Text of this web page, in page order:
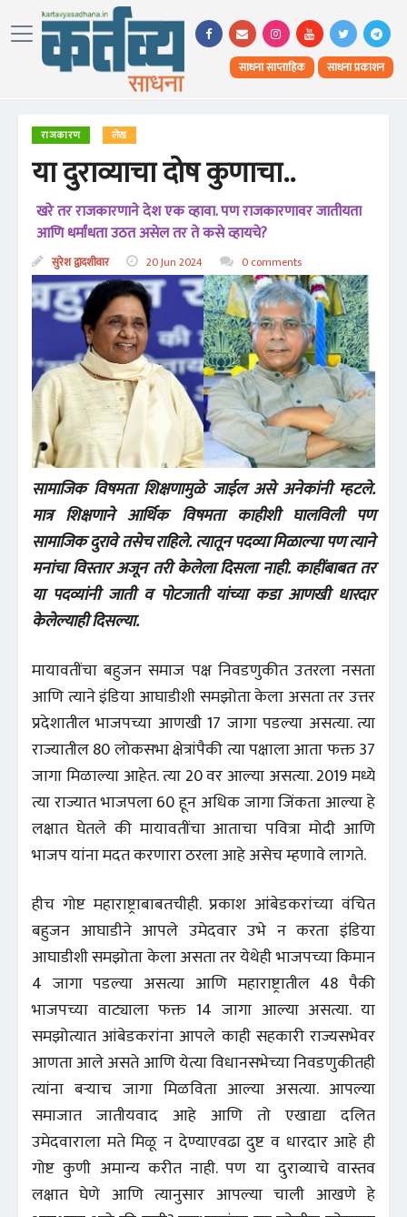
साधना साप्ताहिक साधना प्रकाशन
राजकारण लेख
या दुराव्याचा दोष कुणाचा..
खरे तर राजकारणाने देश एक व्हावा. पण राजकारणावर जातीयता
आणि धर्मांधता उठत असेल तर ते कसे व्हायचे?
सुरेश द्वादशीवार 20 Jun 2024 0 comments
सामाजिक विषमता शिक्षणामुळे जाईल असे अनेकांनी म्हटले.
मात्र शिक्षणाने आर्थिक विषमता काहीशी घालविली पण
सामाजिक दुरावे तसेच राहिले. त्यातून पदव्या मिळाल्या पण त्याने
मनांचा विस्तार अजून तरी केलेला दिसला नाही. काहींबाबत तर
या पदव्यांनी जाती व पोटजाती यांच्या कडा आणखी धारदार
केलेल्याही दिसल्या.
मायावतींचा बहुजन समाज पक्ष निवडणुकीत उतरला नसता
आणि त्याने इंडिया आघाडीशी समझोता केला असता तर उत्तर
प्रदेशातील भाजपच्या आणखी 17 जागा पडल्या असत्या. त्या
राज्यातील 80 लोकसभा क्षेत्रांपैकी त्या पक्षाला आता फक्त 37
जागा मिळाल्या आहेत. त्या 20 वर आल्या असत्या. 2019 मध्ये
त्या राज्यात भाजपला 60 हून अधिक जागा जिंकता आल्या हे
लक्षात घेतले की मायावतींचा आताचा पवित्रा मोदी आणि
भाजप यांना मदत करणारा ठरला आहे असेच म्हणावे लागते.
हीच गोष्ट महाराष्ट्राबाबतचीही. प्रकाश आंबेडकरांच्या वंचित
बहुजन आघाडीने आपले उमेदवार उभे न करता इंडिया
आघाडीशी समझोता केला असता तर येथेही भाजपच्या किमान
4 जागा पडल्या असत्या आणि महाराष्ट्रातील 48 पैकी
भाजपच्या वाट्याला फक्त 14 जागा आल्या असत्या. या
समझोत्यात आंबेडकरांना आपले काही सहकारी राज्यसभेवर
आणता आले असते आणि येत्या विधानसभेच्या निवडणुकीतही
त्यांना बऱ्याच जागा मिळविता आल्या असत्या. आपल्या
समाजात जातीयवाद आहे आणि तो एखाद्या दलित
उमेदवाराला मते मिळू न देण्याएवढा दुष्ट व धारदार आहे ही
गोष्ट कुणी अमान्य करीत नाही. पण या दुराव्याचे वास्तव
लक्षात घेणे आणि त्यानुसार आपल्या चाली आखणे हे